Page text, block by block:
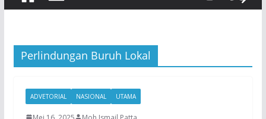
Perlindungan Buruh Lokal
ADVETORIAL NASIONAL UTAMA